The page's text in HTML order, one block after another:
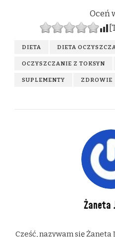
Oceń
DIETA DIETA
OCZYSZCZANIE Z TOKSYN
SUPLEMENTY ZDROWIE
Żaneta
Cześć, nazywam się Żaneta